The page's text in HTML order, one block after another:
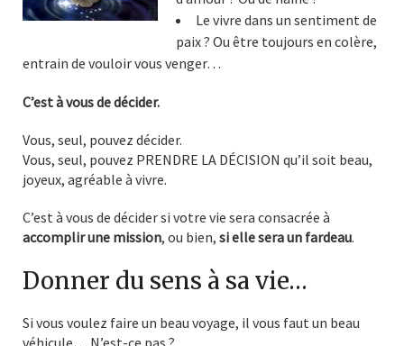
Le vivre dans un sentiment de
paix ? Ou être toujours en colère,
entrain de vouloir vous venger…
C’est à vous de décider.
Vous, seul, pouvez décider.
Vous, seul, pouvez PRENDRE LA DÉCISION qu’il soit beau,
joyeux, agréable à vivre.
C’est à vous de décider si votre vie sera consacrée à
accomplir une mission, ou bien, si elle sera un fardeau.
Donner du sens à sa vie…
Si vous voulez faire un beau voyage, il vous faut un beau